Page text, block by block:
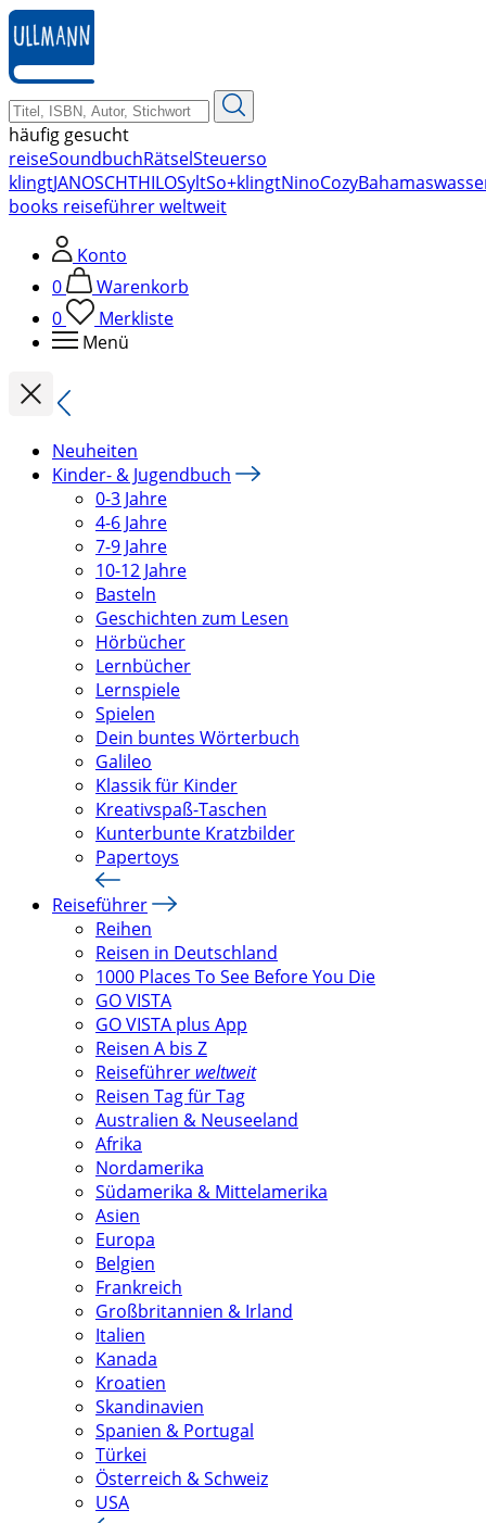
zum
Hauptinhalt
springen
häufig gesucht
reiseSoundbuchRätselSteuerso
klingtJANOSCHTHILOSyltSo+klingtNinoCozyBahamas
books reiseführer weltweit
Konto
0
Warenkorb
0
Merkliste
Menü
Neuheiten
Kinder- & Jugendbuch
0-3 Jahre
4-6 Jahre
7-9 Jahre
10-12 Jahre
Basteln
Geschichten zum Lesen
Hörbücher
Lernbücher
Lernspiele
Spielen
Dein buntes Wörterbuch
Galileo
Klassik für Kinder
Kreativspaß-Taschen
Kunterbunte Kratzbilder
Papertoys
Reiseführer
Reihen
Reisen in Deutschland
1000 Places To See Before You Die
GO VISTA
GO VISTA plus App
Reisen A bis Z
Reiseführer weltweit
Reisen Tag für Tag
Australien & Neuseeland
Afrika
Nordamerika
Südamerika & Mittelamerika
Asien
Europa
Belgien
Frankreich
Großbritannien & Irland
Italien
Kanada
Kroatien
Skandinavien
Spanien & Portugal
Türkei
Österreich & Schweiz
USA